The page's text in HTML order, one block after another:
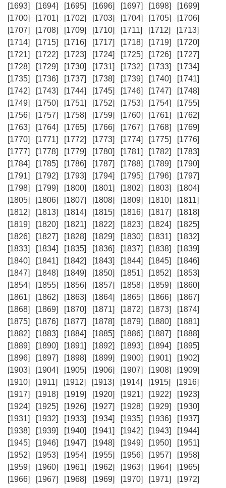
[1693]
[1694] [1695] [1696] [1697] [1698]
[1699]
[1700]
[1701] [1702] [1703] [1704] [1705]
[1706]
[1707]
[1708] [1709] [1710] [1711] [1712]
[1713]
[1714]
[1715] [1716] [1717] [1718] [1719]
[1720]
[1721]
[1722] [1723] [1724] [1725] [1726]
[1727]
[1728]
[1729] [1730] [1731] [1732] [1733]
[1734]
[1735]
[1736] [1737] [1738] [1739] [1740]
[1741]
[1742]
[1743] [1744] [1745] [1746] [1747]
[1748]
[1749]
[1750] [1751] [1752] [1753] [1754]
[1755]
[1756]
[1757] [1758] [1759] [1760] [1761]
[1762]
[1763]
[1764] [1765] [1766] [1767] [1768]
[1769]
[1770]
[1771] [1772] [1773] [1774] [1775]
[1776]
[1777]
[1778] [1779] [1780] [1781] [1782]
[1783]
[1784]
[1785] [1786] [1787] [1788] [1789]
[1790]
[1791]
[1792] [1793] [1794] [1795] [1796]
[1797]
[1798]
[1799] [1800] [1801] [1802] [1803]
[1804]
[1805]
[1806] [1807] [1808] [1809] [1810]
[1811]
[1812]
[1813] [1814] [1815] [1816] [1817]
[1818]
[1819]
[1820] [1821] [1822] [1823] [1824]
[1825]
[1826]
[1827] [1828] [1829] [1830] [1831]
[1832]
[1833]
[1834] [1835] [1836] [1837] [1838]
[1839]
[1840]
[1841] [1842] [1843] [1844] [1845]
[1846]
[1847]
[1848] [1849] [1850] [1851] [1852]
[1853]
[1854]
[1855] [1856] [1857] [1858] [1859]
[1860]
[1861]
[1862] [1863] [1864] [1865] [1866]
[1867]
[1868]
[1869] [1870] [1871] [1872] [1873]
[1874]
[1875]
[1876] [1877] [1878] [1879] [1880]
[1881]
[1882]
[1883] [1884] [1885] [1886] [1887]
[1888]
[1889]
[1890] [1891] [1892] [1893] [1894]
[1895]
[1896]
[1897] [1898] [1899] [1900] [1901]
[1902]
[1903]
[1904] [1905] [1906] [1907] [1908]
[1909]
[1910]
[1911] [1912] [1913] [1914] [1915]
[1916]
[1917]
[1918] [1919] [1920] [1921] [1922]
[1923]
[1924]
[1925] [1926] [1927] [1928] [1929]
[1930]
[1931]
[1932] [1933] [1934] [1935] [1936]
[1937]
[1938]
[1939] [1940] [1941] [1942] [1943]
[1944]
[1945]
[1946] [1947] [1948] [1949] [1950]
[1951]
[1952]
[1953] [1954] [1955] [1956] [1957]
[1958]
[1959]
[1960] [1961] [1962] [1963] [1964]
[1965]
[1966]
[1967] [1968] [1969] [1970] [1971]
[1972]